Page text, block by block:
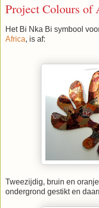
Project Colours of
Het Bi Nka Bi symbool
Africa, is af:
Tweezijdig, bruin en
ondergrond gestikt en